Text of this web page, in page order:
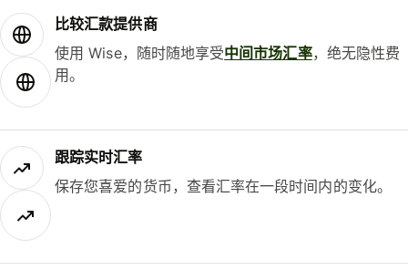
比较汇款提供商
使用 Wise，随时随地享受中间市场汇率，绝无隐性费
用。
跟踪实时汇率
保存您喜爱的货币，查看汇率在一段时间内的变化。